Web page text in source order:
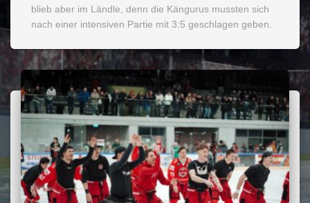
blieb aber im Ländle, denn die Kängurus mussten sich
nach einer intensiven Partie mit 3:5 geschlagen geben.